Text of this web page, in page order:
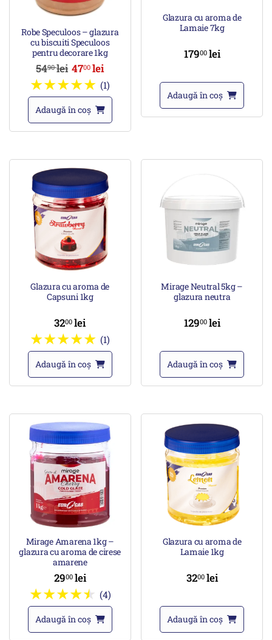
Robe Speculoos – glazura
cu biscuiti Speculoos
pentru decorare 1kg
5490lei 4700lei
(1)
Adaugă în coș
Glazura cu aroma de
Lamaie 7kg
17900 lei
Adaugă în coș
Glazura cu aroma de
Capsuni 1kg
3200lei
(1)
Adaugă în coș
Mirage Neutral 5kg –
glazura neutra
12900 lei
Adaugă în coș
Mirage Amarena 1kg –
glazura cu aroma de cirese
amarene
2900 lei
(4)
Adaugă în coș
Glazura cu aroma de
Lamaie 1kg
3200 lei
Adaugă în coș